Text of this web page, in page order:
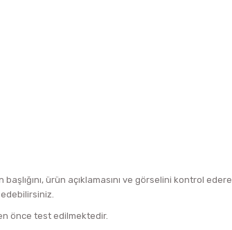
ürün açıklamasını ve görselini kontrol
önce test edilmektedir.